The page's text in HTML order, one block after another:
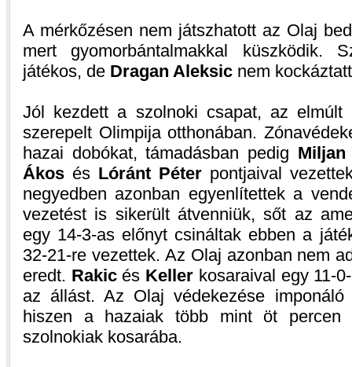
A mérkőzésen nem játszhatott az Olaj
mert gyomorbántalmakkal küszködik.
játékos, de Dragan Aleksic nem
Jól kezdett a szolnoki csapat, az elmúlt
szerepelt Olimpija otthonában.
hazai dobókat, támadásban pedig Miljan
Ákos és Lóránt Péter pontjaival
negyedben azonban egyenlítettek a
vezetést is sikerült átvenniük, sőt az
egy 14-3-as előnyt csináltak ebben a
32-21-re vezettek. Az Olaj azonban nem
eredt. Rakicés Keller kosaraival egy 11-
az állást. Az Olaj védekezése
hiszen a hazaiak több mint öt
szolnokiak kosarába.